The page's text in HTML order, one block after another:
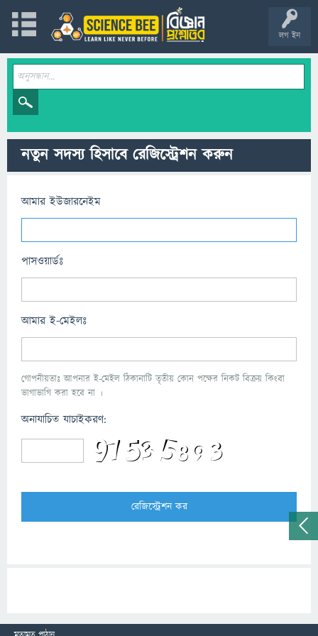
লগ ইন
নতুন সদস্য হিসাবে রেজিস্ট্রেশন করুন
আমার ইউজারনেইম
পাসওয়ার্ডঃ
আমার ই-মেইলঃ
গোপনীয়তাঃ আপনার ই-মেইল ঠিকানাটি তৃতীয় কোন পক্ষের নিকট বিক্রয় কিংবা
ভাগাভাগি করা হবে না ।
অনাযাচিত যাচাইকরণ: